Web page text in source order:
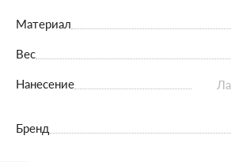
Материал
Вес
Нанесение
Бренд